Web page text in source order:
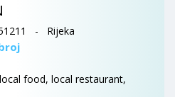
- Rijeka
food, local restaurant,